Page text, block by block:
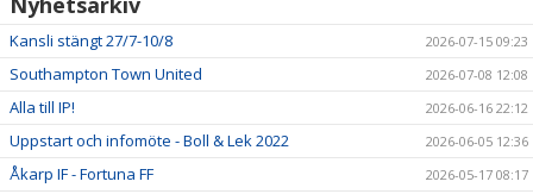
Kansli stängt 27/7-10/8 2026-07-15 09:23
Southampton Town United 2026-07-08 12:08
Alla till IP! 2026-06-16 22:12
Uppstart och infomöte - Boll & Lek 2022 2026-06-05 12:36
Åkarp IF - Fortuna FF 2026-05-17 08:17